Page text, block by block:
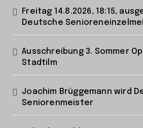
Freitag 14.8.2026, 18:15,
Deutsche
Ausschreibung 3. Sommer
Stadtilm
Joachim Brüggemann wird
Seniorenmeister